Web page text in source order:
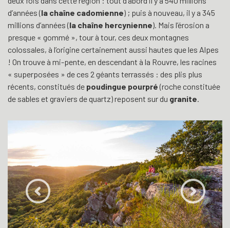
d’années (la chaîne cadomienne) ; puis à nouveau, il y a 345
millions d’années (la chaîne hercynienne). Mais l’érosion a
presque « gommé », tour à tour, ces deux montagnes
colossales, à l’origine certainement aussi hautes que les Alpes
! On trouve à mi-pente, en descendant à la Rouvre, les racines
« superposées » de ces 2 géants terrassés : des plis plus
récents, constitués de poudingue pourpré(roche constituée
de sables et graviers de quartz) reposent sur du granite